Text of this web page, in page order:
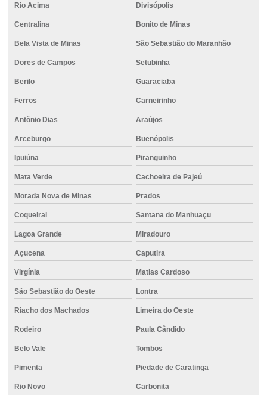
Fundação com estacas de concreto
Fundação hélice contínua
Fundação com perfuração controlada
Fundação profunda
Fundação com sistema monitorado
Fundação com suporte técnico especializado
Fundação com tecnologia de ponta
Fundação para terrenos instáveis
Fundação com tubulão
Fundações especiais
Fundações por estacas
Locação de empilhadeira com operador
Locação de empilhadeira preço
Locação de empilhadeira valor
Metro de concreto usinado
Rio Acima Divisópolis
Centralina Bonito de Minas
Bela Vista de Minas São Sebastião do Maranhão
Dores de Campos Setubinha
Berilo Guaraciaba
Ferros Carneirinho
Antônio Dias Araújos
Arceburgo Buenópolis
Ipuiúna Piranguinho
Mata Verde Cachoeira de Pajeú
Morada Nova de Minas Prados
Coqueiral Santana do Manhuaçu
Lagoa Grande Miradouro
Açucena Caputira
Virgínia Matias Cardoso
São Sebastião do Oeste Lontra
Riacho dos Machados Limeira do Oeste
Rodeiro Paula Cândido
Belo Vale Tombos
Pimenta Piedade de Caratinga
Rio Novo Carbonita